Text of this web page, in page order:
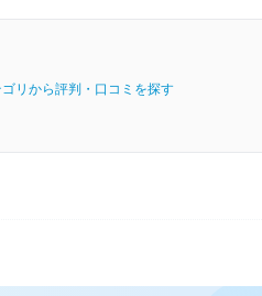
ゴリから評判・口コミを探す